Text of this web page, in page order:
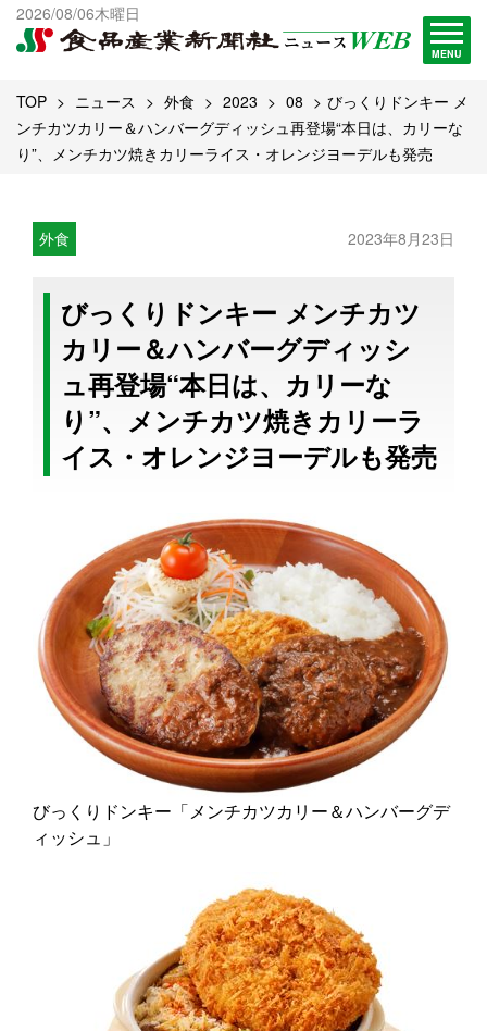
2026/08/06木曜日
MENU
出版物一覧へ
試読・購読申し込み
TOP ニュース 外食 2023 08
びっくりドンキー メ
ンチカツカリー＆ハンバーグディッシュ再登場“本日は、カリーな
り”、メンチカツ焼きカリーライス・オレンジヨーデルも発売
外食 2023年8月23日
びっくりドンキー メンチカツ
カリー＆ハンバーグディッシ
ュ再登場“本日は、カリーな
り”、メンチカツ焼きカリーラ
イス・オレンジヨーデルも発売
びっくりドンキー「メンチカツカリー＆ハンバーグデ
ィッシュ」